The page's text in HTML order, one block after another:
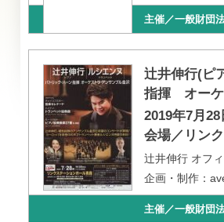
主催／一般財団
辻井伸行(ピ
指揮 オーケ
2019年7月28
会場／リン
辻井伸行 オフ
企画・制作：
主催／一般財団